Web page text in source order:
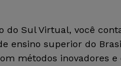
do Sul Virtual, você
ensino superior do
métodos inovadores